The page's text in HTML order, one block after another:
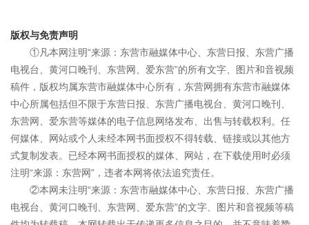
版权与免责声明
①凡本网注明“来源：东营市融媒体中心、东营日报、东营广播
电视台、黄河口晚刊、东营网、爱东营”的所有文字、图片和音视频
稿件，版权均属东营市融媒体中心所有，东营网拥有东营市融媒体
中心所属包括但不限于东营日报、东营广播电视台、黄河口晚刊、
东营网、爱东营等媒体的电子信息网络发布、出售与转载权利。任
何媒体、网站或个人未经本网书面授权不得转载、链接或以其他方
式复制发表。已经本网书面授权的媒体、网站，在下载使用时必须
注明“来源：东营网”，违者本网将依法追究责任。
②本网未注明“来源：东营市融媒体中心、东营日报、东营广播
电视台、黄河口晚刊、东营网、爱东营”的文字、图片和音视频等稿